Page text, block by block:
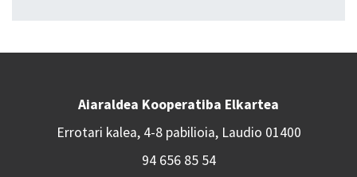
Aiaraldea Kooperatiba Elkartea
Errotari kalea, 4-8 pabilioia, Laudio 01400
94 656 85 54